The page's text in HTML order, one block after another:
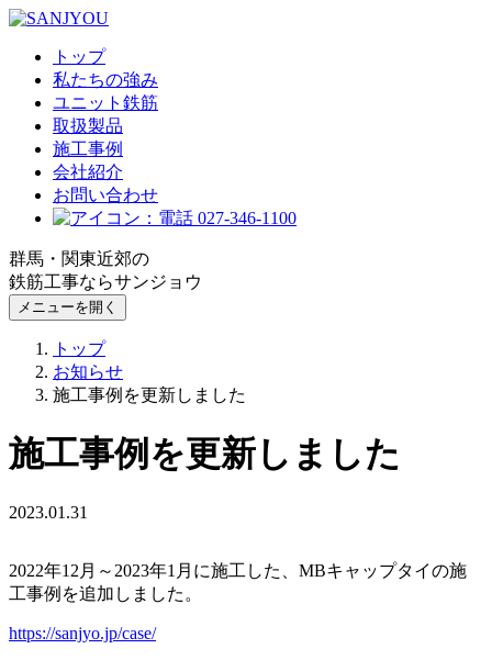
トップ
私たちの強み
ユニット鉄筋
取扱製品
施工事例
会社紹介
お問い合わせ
027-346-1100
群馬・関東近郊の
鉄筋工事ならサンジョウ
メニューを開く
トップ
お知らせ
施工事例を更新しました
施工事例を更新しました
2023.01.31
2022年12月～2023年1月に施工した、MBキャップタイの施
工事例を追加しました。
https://sanjyo.jp/case/